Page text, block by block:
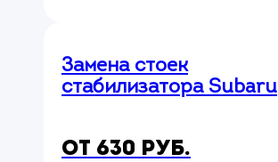
Замена стоек
стабилизатора Subaru
от 630 руб.